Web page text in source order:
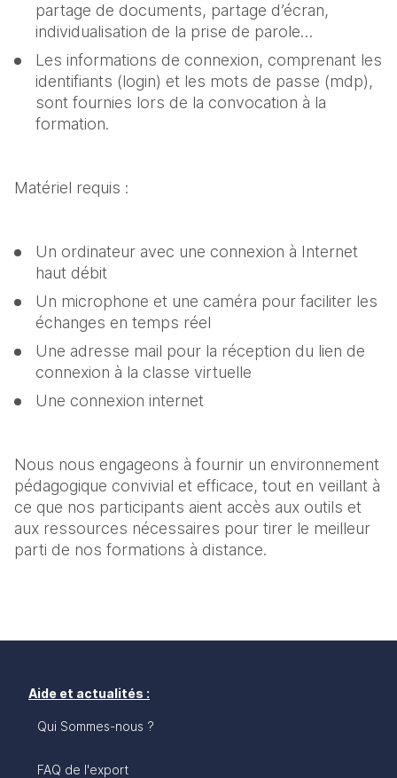
partage de documents, partage d’écran,
individualisation de la prise de parole…
Les informations de connexion, comprenant les
identifiants (login) et les mots de passe (mdp),
sont fournies lors de la convocation à la
formation.
Matériel requis :
Un ordinateur avec une connexion à Internet
haut débit
Un microphone et une caméra pour faciliter les
échanges en temps réel
Une adresse mail pour la réception du lien de
connexion à la classe virtuelle
Une connexion internet
Nous nous engageons à fournir un environnement
pédagogique convivial et efficace, tout en veillant à
ce que nos participants aient accès aux outils et
aux ressources nécessaires pour tirer le meilleur
parti de nos formations à distance.
Aide et actualités :
Qui Sommes-nous ?
FAQ de l'export